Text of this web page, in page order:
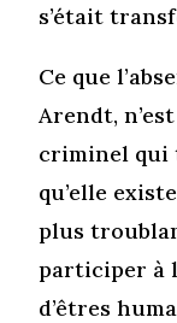
s’était
Ce que
Arendt,
criminel qui
qu’elle
plus
participer à
d’êtres